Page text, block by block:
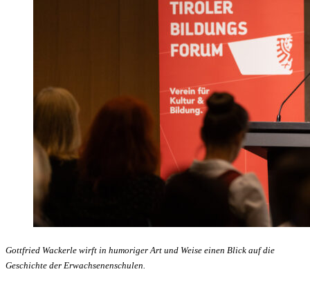
Gottfried Wackerle wirft in humoriger Art und Weise einen Blick auf die
Geschichte der Erwachsenenschulen.